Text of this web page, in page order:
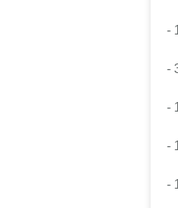
-
-
-
-
-